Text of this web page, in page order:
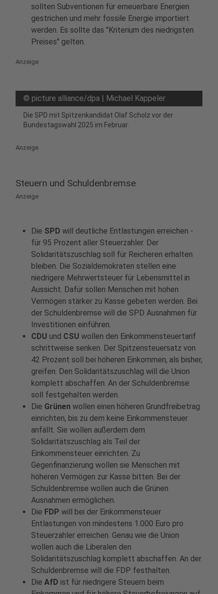
sollten Subventionen für erneuerbare Energien
gestrichen und mehr fossile Energie importiert
werden. Es sollte das "Kriterium des niedrigsten
Preises" gelten.
Anzeige
© picture alliance/dpa | Michael Kappeler
Die SPD mit Spitzenkandidat Olaf Scholz vor der
Bundestagswahl 2025 im Februar.
Anzeige
Steuern und Schuldenbremse
Anzeige
Die SPD will deutliche Entlastungen erreichen -
für 95 Prozent aller Steuerzahler. Der
Solidaritätszuschlag soll für Reicheren erhalten
bleiben. Die Sozialdemokraten stellen eine
niedrigere Mehrwertsteuer für Lebensmittel in
Aussicht. Dafür sollen Menschen mit hohen
Vermögen stärker zu Kasse gebeten werden. Bei
der Schuldenbremse will die SPD Ausnahmen für
Investitionen einführen.
CDU und CSU wollen den Einkommensteuertarif
schrittweise senken. Der Spitzensteuersatz von
42 Prozent soll bei höheren Einkommen, als bisher,
greifen. Den Solidaritätszuschlag will die Union
komplett abschaffen. An der Schuldenbremse
soll festgehalten werden.
Die Grünen wollen einen höheren Grundfreibetrag
einrichten, bis zu dem keine Einkommensteuer
anfällt. Sie wollen außerdem dem
Solidaritätszuschlag als Teil der
Einkommensteuer einrichten. Zu
Gegenfinanzierung wollen sie Menschen mit
höheren Vermögen zur Kasse bitten. Bei der
Schuldenbremse wollen auch die Grünen
Ausnahmen ermöglichen.
Die FDP will bei der Einkommensteuer
Entlastungen von mindestens 1.000 Euro pro
Steuerzahler erreichen. Genau wie die Union
wollen auch die Liberalen den
Solidaritätszuschlag komplett abschaffen. An der
Schuldenbremse will die FDP festhalten.
Die AfD ist für niedrigere Steuern beim